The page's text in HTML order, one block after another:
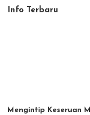
Info Terbaru
Mengintip Keseruan